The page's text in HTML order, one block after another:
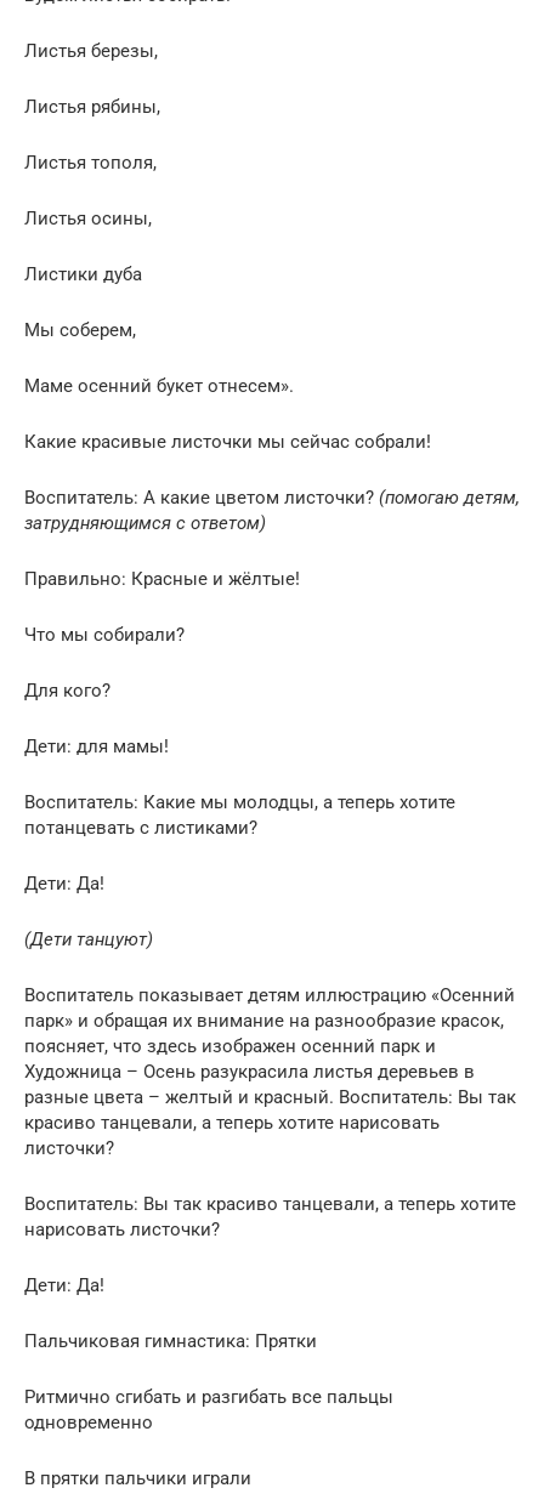
Листья березы,
Листья рябины,
Листья тополя,
Листья осины,
Листики дуба
Мы соберем,
Маме осенний букет отнесем».
Какие красивые листочки мы сейчас собрали!
Воспитатель: А какие цветом листочки? (помогаю детям,
затрудняющимся с ответом)
Правильно: Красные и жёлтые!
Что мы собирали?
Для кого?
Дети: для мамы!
Воспитатель: Какие мы молодцы, а теперь хотите
потанцевать с листиками?
Дети: Да!
(Дети танцуют)
Воспитатель показывает детям иллюстрацию «Осенний
парк» и обращая их внимание на разнообразие красок,
поясняет, что здесь изображен осенний парк и
Художница – Осень разукрасила листья деревьев в
разные цвета – желтый и красный. Воспитатель: Вы так
красиво танцевали, а теперь хотите нарисовать
листочки?
Воспитатель: Вы так красиво танцевали, а теперь хотите
нарисовать листочки?
Дети: Да!
Пальчиковая гимнастика: Прятки
Ритмично сгибать и разгибать все пальцы
одновременно
В прятки пальчики играли